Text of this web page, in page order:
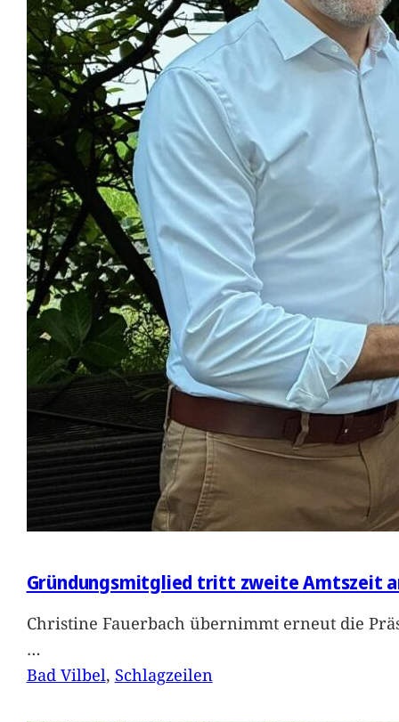
Gründungsmitglied tritt zweite Amtszeit
Christine Fauerbach übernimmt erneut die
…
Bad Vilbel, Schlagzeilen